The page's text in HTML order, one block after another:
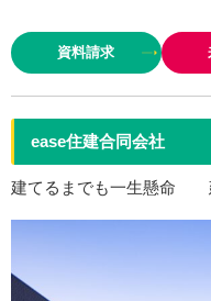
な暮らしを永く支える住まい
外装タイル ＆最新防災瓦 (2)
資料請求
ease住建合同会社
建てるまでも一生懸命